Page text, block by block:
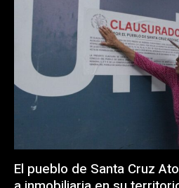
El pueblo de Santa Cruz